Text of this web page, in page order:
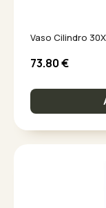
Vaso Cilindro
73.80€